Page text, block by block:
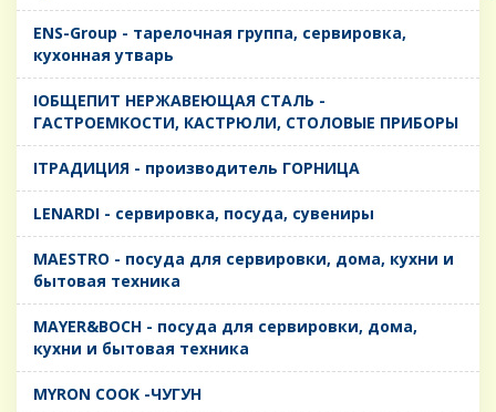
ENS-Group - тарелочная группа, сервировка,
кухонная утварь
IОБЩЕПИТ НЕРЖАВЕЮЩАЯ СТАЛЬ -
ГАСТРОЕМКОСТИ, КАСТРЮЛИ, СТОЛОВЫЕ ПРИБОРЫ
IТРАДИЦИЯ - производитель ГОРНИЦА
LENARDI - сервировка, посуда, сувениры
MAESTRO - посуда для сервировки, дома, кухни и
бытовая техника
MAYER&BOCH - посуда для сервировки, дома,
кухни и бытовая техника
MYRON COOK -ЧУГУН